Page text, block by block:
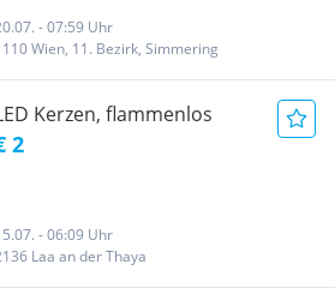
- 07:59 Uhr
Wien, 11. Bezirk, Simmering
Kerzen, flammenlos
2
- 06:09 Uhr
Laa an der Thaya